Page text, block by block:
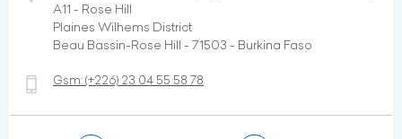
A11 - Rose Hill
Plaines Wilhems District
Beau Bassin-Rose Hill - 71503 - Burkina Faso
Gsm:(+226) 23 04 55 58 78